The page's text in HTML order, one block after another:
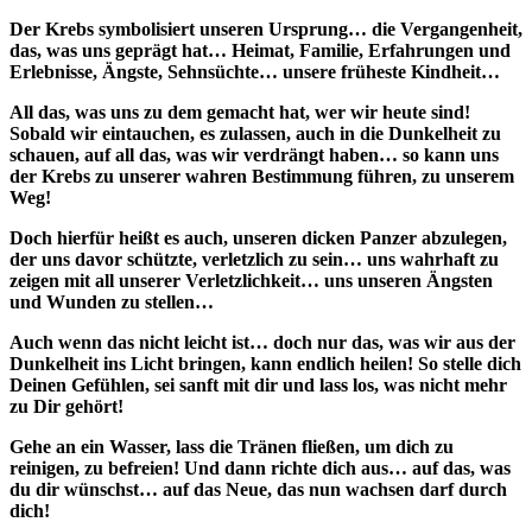
Der Krebs symbolisiert unseren Ursprung… die Vergangenheit,
das, was uns geprägt hat… Heimat, Familie, Erfahrungen und
Erlebnisse, Ängste, Sehnsüchte… unsere früheste Kindheit…
All das, was uns zu dem gemacht hat, wer wir heute sind!
Sobald wir eintauchen, es zulassen, auch in die Dunkelheit zu
schauen, auf all das, was wir verdrängt haben… so kann uns
der Krebs zu unserer wahren Bestimmung führen, zu unserem
Weg!
Doch hierfür heißt es auch, unseren dicken Panzer abzulegen,
der uns davor schützte, verletzlich zu sein… uns wahrhaft zu
zeigen mit all unserer Verletzlichkeit… uns unseren Ängsten
und Wunden zu stellen…
Auch wenn das nicht leicht ist… doch nur das, was wir aus der
Dunkelheit ins Licht bringen, kann endlich heilen! So stelle dich
Deinen Gefühlen, sei sanft mit dir und lass los, was nicht mehr
zu Dir gehört!
Gehe an ein Wasser, lass die Tränen fließen, um dich zu
reinigen, zu befreien! Und dann richte dich aus… auf das, was
du dir wünschst… auf das Neue, das nun wachsen darf durch
dich!